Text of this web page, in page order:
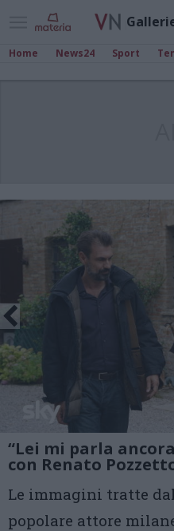
Home News24 Sport
“Lei mi parla
con Renato
Le immagini tratte
popolare attore